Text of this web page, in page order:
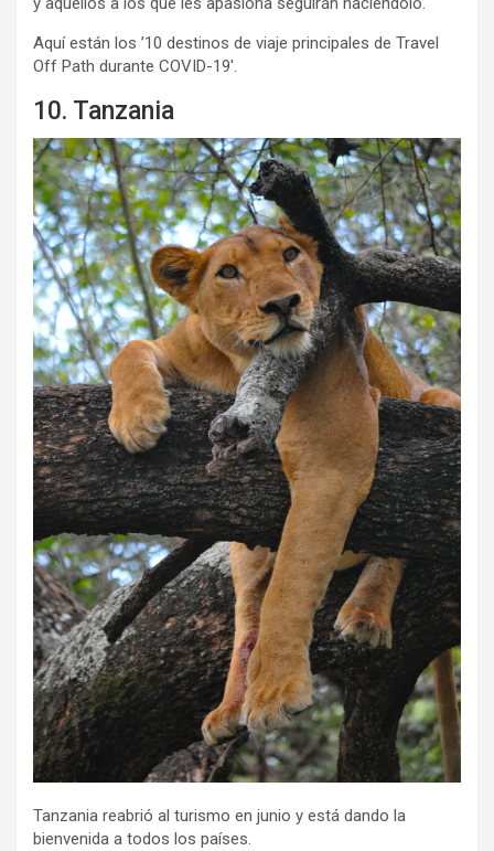
Aquí están los ’10 destinos de viaje principales de Travel
Off Path durante COVID-19′.
10. Tanzania
Tanzania reabrió al turismo en junio y está dando la
bienvenida a todos los países.